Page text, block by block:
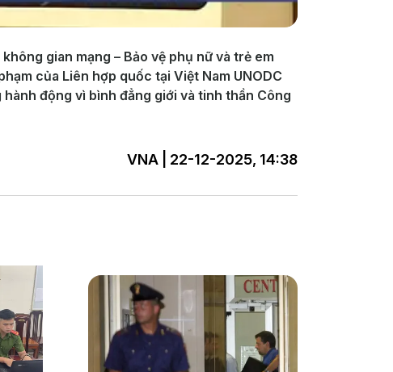
gian mạng – Bảo vệ phụ nữ và trẻ em
của Liên hợp quốc tại Việt Nam UNODC
động vì bình đẳng giới và tinh thần Công
VNA | 22-12-2025, 14:38